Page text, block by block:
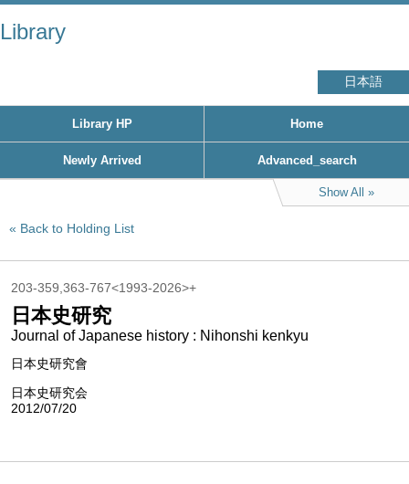
Library
日本語
Library HP Home
Newly Arrived Advanced_search
Show All
Back to Holding List
203-359,363-767<1993-2026>+
日本史研究
Journal of Japanese history : Nihonshi kenkyu
日本史研究會
日本史研究会
2012/07/20